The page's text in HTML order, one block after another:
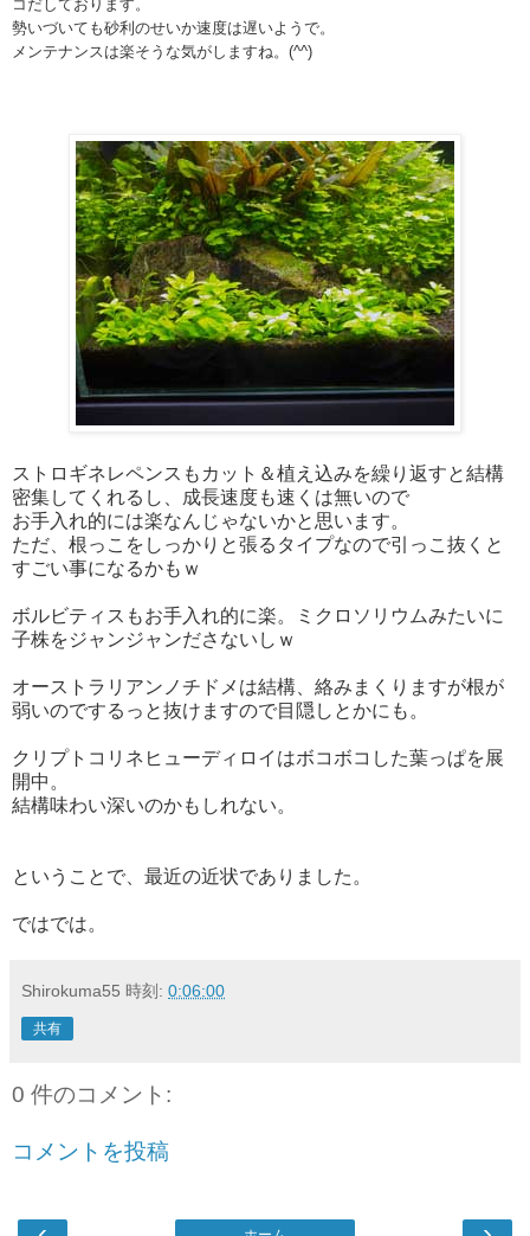
コだしております。
勢いづいても砂利のせいか速度は遅いようで。
メンテナンスは楽そうな気がしますね。(^^)
ストロギネレペンスもカット＆植え込みを繰り返すと結構
密集してくれるし、成長速度も速くは無いので
お手入れ的には楽なんじゃないかと思います。
ただ、根っこをしっかりと張るタイプなので引っこ抜くと
すごい事になるかもｗ
ボルビティスもお手入れ的に楽。ミクロソリウムみたいに
子株をジャンジャンださないしｗ
オーストラリアンノチドメは結構、絡みまくりますが根が
弱いのでするっと抜けますので目隠しとかにも。
クリプトコリネヒューディロイはボコボコした葉っぱを展
開中。
結構味わい深いのかもしれない。
ということで、最近の近状でありました。
ではでは。
Shirokuma55 時刻: 0:06:00
共有
0 件のコメント:
コメントを投稿